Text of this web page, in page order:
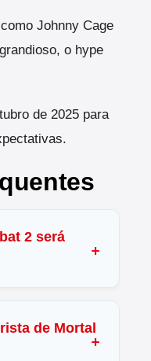
Johnny Cage
o hype
de 2025 para
2 será
de Mortal